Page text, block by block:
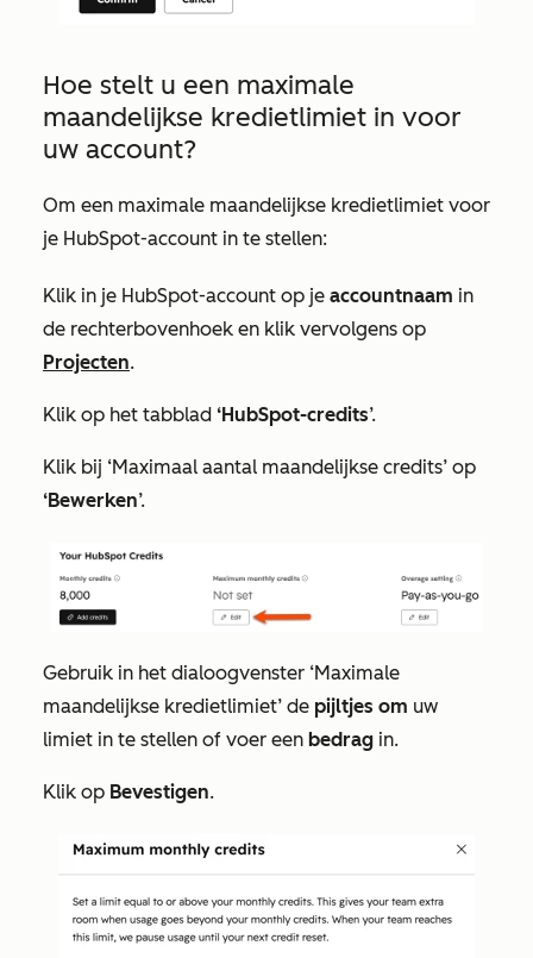
Hoe stelt u een maximale
maandelijkse kredietlimiet in voor
uw account?
Om een maximale maandelijkse kredietlimiet voor
je HubSpot-account in te stellen:
Klik in je HubSpot-account op je accountnaam in
de rechterbovenhoek en klik vervolgens op
Projecten.
Klik op het tabblad ‘HubSpot-credits’.
Klik bij ‘Maximaal aantal maandelijkse credits’ op
‘Bewerken’.
Gebruik in het dialoogvenster ‘Maximale
maandelijkse kredietlimiet’ de pijltjes om uw
limiet in te stellen of voer een bedrag in.
Klik op Bevestigen.